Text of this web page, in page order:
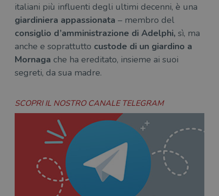
italiani più influenti degli ultimi decenni, è una
giardiniera appassionata – membro del
consiglio d’amministrazione di Adelphi, sì, ma
anche e soprattutto custode di un giardino a
Mornaga che ha ereditato, insieme ai suoi
segreti, da sua madre.
SCOPRI IL NOSTRO CANALE TELEGRAM